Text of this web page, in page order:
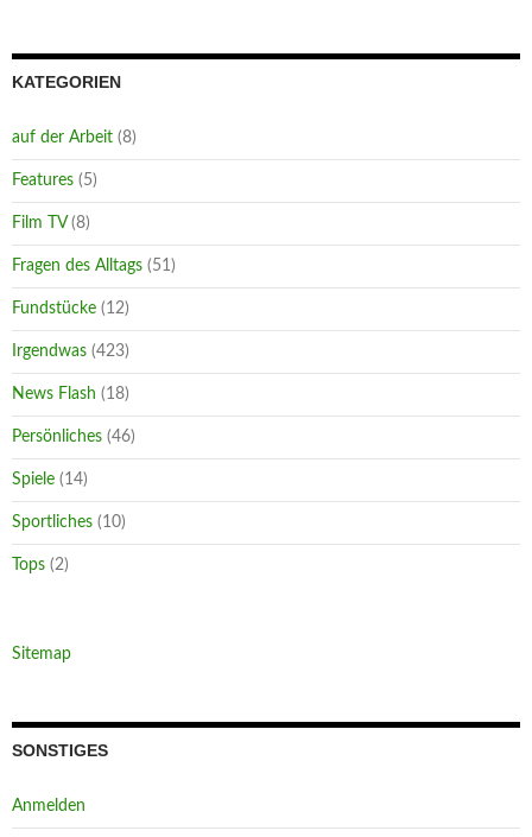
KATEGORIEN
auf der Arbeit (8)
Features (5)
Film TV(8)
Fragen des Alltags (51)
Fundstücke (12)
Irgendwas (423)
News Flash (18)
Persönliches (46)
Spiele (14)
Sportliches (10)
Tops (2)
Sitemap
SONSTIGES
Anmelden